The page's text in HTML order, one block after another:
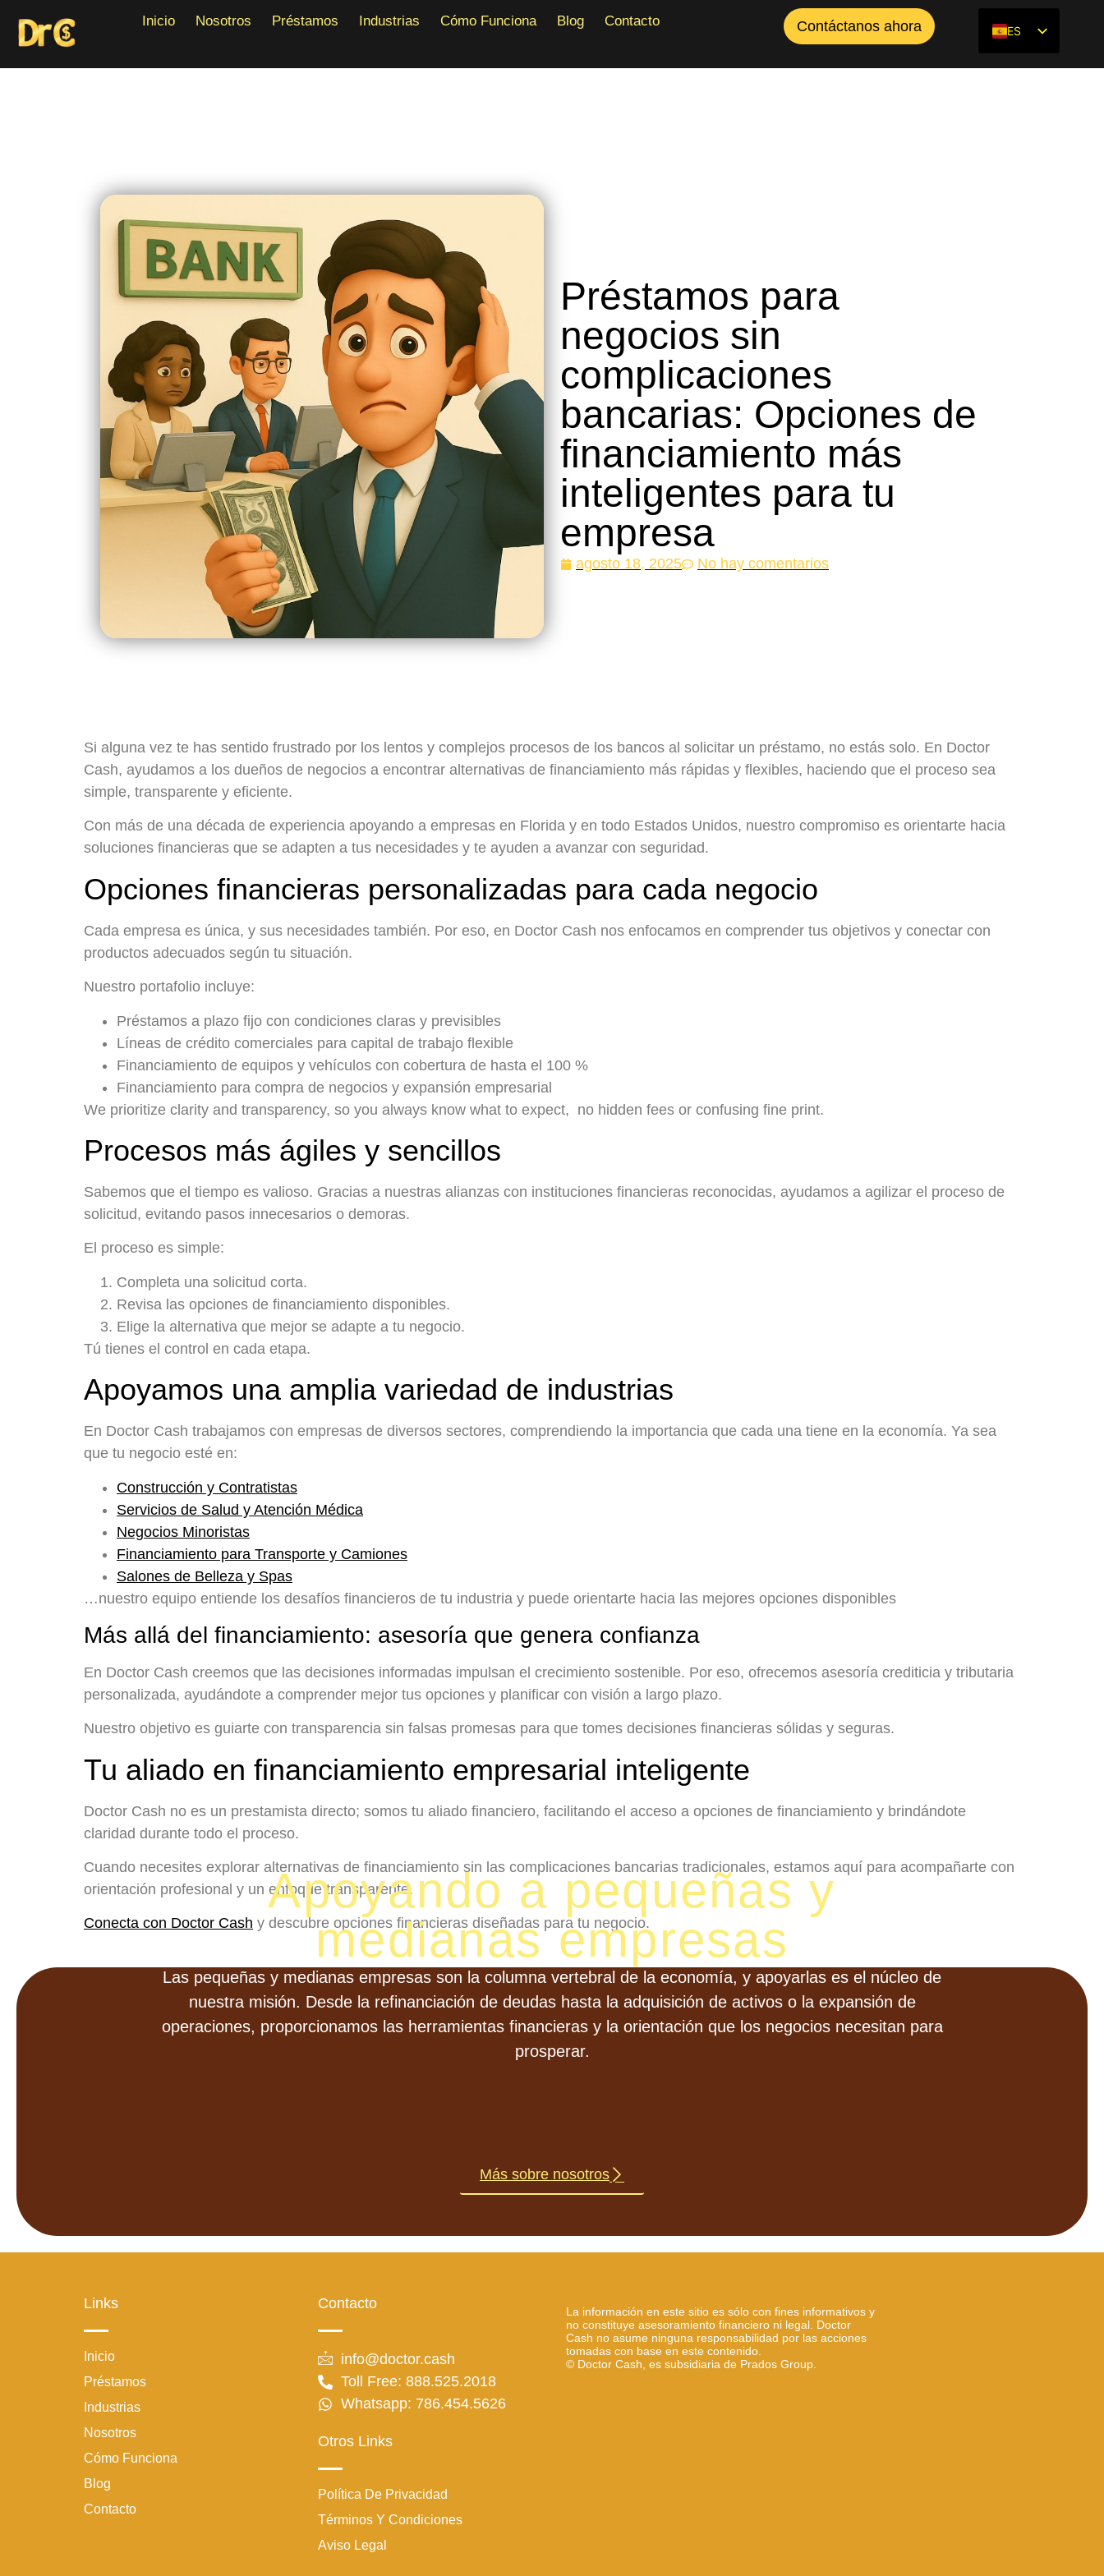
Inicio Nosotros Préstamos Industrias Cómo Funciona Blog Contacto Contáctanos ahora
ES
Llama ahora! 1 (888) 525-2018
Préstamos para
negocios sin
complicaciones
bancarias: Opciones de
financiamiento más
inteligentes para tu
empresa
agosto 18, 2025 No hay comentarios
Si alguna vez te has sentido frustrado por los lentos y complejos procesos de los bancos al solicitar un préstamo, no estás solo. En Doctor
Cash, ayudamos a los dueños de negocios a encontrar alternativas de financiamiento más rápidas y flexibles, haciendo que el proceso sea
simple, transparente y eficiente.
Con más de una década de experiencia apoyando a empresas en Florida y en todo Estados Unidos, nuestro compromiso es orientarte hacia
soluciones financieras que se adapten a tus necesidades y te ayuden a avanzar con seguridad.
Opciones financieras personalizadas para cada negocio
Cada empresa es única, y sus necesidades también. Por eso, en Doctor Cash nos enfocamos en comprender tus objetivos y conectar con
productos adecuados según tu situación.
Nuestro portafolio incluye:
Préstamos a plazo fijo con condiciones claras y previsibles
Líneas de crédito comerciales para capital de trabajo flexible
Financiamiento de equipos y vehículos con cobertura de hasta el 100 %
Financiamiento para compra de negocios y expansión empresarial
We prioritize clarity and transparency, so you always know what to expect, no hidden fees or confusing fine print.
Procesos más ágiles y sencillos
Sabemos que el tiempo es valioso. Gracias a nuestras alianzas con instituciones financieras reconocidas, ayudamos a agilizar el proceso de
solicitud, evitando pasos innecesarios o demoras.
El proceso es simple:
Completa una solicitud corta.
Revisa las opciones de financiamiento disponibles.
Elige la alternativa que mejor se adapte a tu negocio.
Tú tienes el control en cada etapa.
Apoyamos una amplia variedad de industrias
En Doctor Cash trabajamos con empresas de diversos sectores, comprendiendo la importancia que cada una tiene en la economía. Ya sea
que tu negocio esté en:
Construcción y Contratistas
Servicios de Salud y Atención Médica
Negocios Minoristas
Financiamiento para Transporte y Camiones
Salones de Belleza y Spas
…nuestro equipo entiende los desafíos financieros de tu industria y puede orientarte hacia las mejores opciones disponibles
Más allá del financiamiento: asesoría que genera confianza
En Doctor Cash creemos que las decisiones informadas impulsan el crecimiento sostenible. Por eso, ofrecemos asesoría crediticia y tributaria
personalizada, ayudándote a comprender mejor tus opciones y planificar con visión a largo plazo.
Nuestro objetivo es guiarte con transparencia sin falsas promesas para que tomes decisiones financieras sólidas y seguras.
Tu aliado en financiamiento empresarial inteligente
Doctor Cash no es un prestamista directo; somos tu aliado financiero, facilitando el acceso a opciones de financiamiento y brindándote
claridad durante todo el proceso.
Cuando necesites explorar alternativas de financiamiento sin las complicaciones bancarias tradicionales, estamos aquí para acompañarte con
orientación profesional y un enfoque transparente.
Conecta con Doctor Cash y descubre opciones financieras diseñadas para tu negocio.
Apoyando a pequeñas y
medianas empresas
Las pequeñas y medianas empresas son la columna vertebral de la economía, y apoyarlas es el núcleo de
nuestra misión. Desde la refinanciación de deudas hasta la adquisición de activos o la expansión de
operaciones, proporcionamos las herramientas financieras y la orientación que los negocios necesitan para
prosperar.
Más sobre nosotros
Links
Inicio
Préstamos
Industrias
Nosotros
Cómo Funciona
Blog
Contacto
Contacto
info@doctor.cash
Toll Free: 888.525.2018
Whatsapp: 786.454.5626
Otros Links
Política De Privacidad
Términos Y Condiciones
Aviso Legal
La información en este sitio es sólo con fines informativos y
no constituye asesoramiento financiero ni legal. Doctor
Cash no asume ninguna responsabilidad por las acciones
tomadas con base en este contenido.
© Doctor Cash, essubsidiaria de Prados Group.